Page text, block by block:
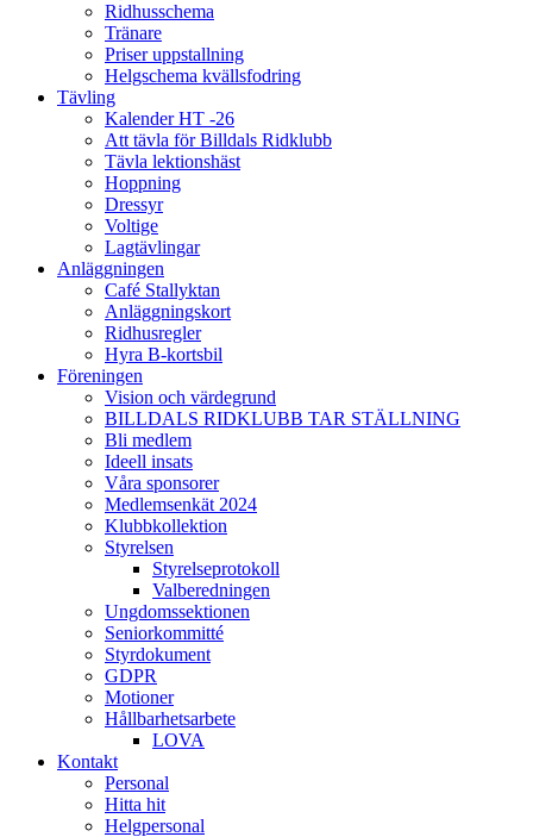
Ridhusschema
Tränare
Priser uppstallning
Helgschema kvällsfodring
Tävling
Kalender HT -26
Att tävla för Billdals Ridklubb
Tävla lektionshäst
Hoppning
Dressyr
Voltige
Lagtävlingar
Anläggningen
Café Stallyktan
Anläggningskort
Ridhusregler
Hyra B-kortsbil
Föreningen
Vision och värdegrund
BILLDALS RIDKLUBB TAR STÄLLNING
Bli medlem
Ideell insats
Våra sponsorer
Medlemsenkät 2024
Klubbkollektion
Styrelsen
Styrelseprotokoll
Valberedningen
Ungdomssektionen
Seniorkommitté
Styrdokument
GDPR
Motioner
Hållbarhetsarbete
LOVA
Kontakt
Personal
Hitta hit
Helgpersonal